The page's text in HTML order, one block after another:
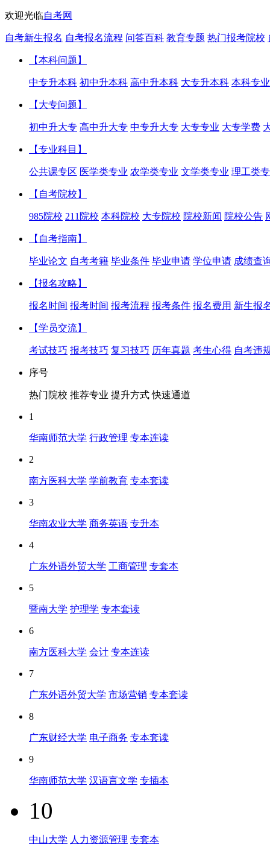
欢迎光临自考网
自考新生报名 自考报名流程 问答百科 教育专题 热门报考院校
【本科问题】
中专升本科 初中升本科 高中升本科 大专升本科 本科专业
【大专问题】
初中升大专 高中升大专 中专升大专 大专专业 大专学费
【专业科目】
公共课专区 医学类专业 农学类专业 文学类专业 理工类
【自考院校】
985院校 211院校 本科院校 大专院校 院校新闻 院校公告
【自考指南】
毕业论文 自考考籍 毕业条件 毕业申请 学位申请 成绩查
【报名攻略】
报名时间 报考时间 报考流程 报考条件 报名费用 新生报
【学员交流】
考试技巧 报考技巧 复习技巧 历年真题 考生心得 自考违
序号
热门院校 推荐专业 提升方式 快速通道
1
华南师范大学 行政管理 专本连读
2
南方医科大学 学前教育 专本套读
3
华南农业大学 商务英语 专升本
4
广东外语外贸大学 工商管理 专套本
5
暨南大学 护理学 专本套读
6
南方医科大学 会计 专本连读
7
广东外语外贸大学 市场营销 专本套读
8
广东财经大学 电子商务 专本套读
9
华南师范大学 汉语言文学 专插本
10
中山大学 人力资源管理 专套本